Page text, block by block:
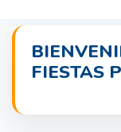
FIESTAS